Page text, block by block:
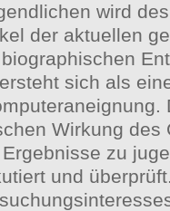
wird
der aktuellen
sich als
Wirkung des
zu
und